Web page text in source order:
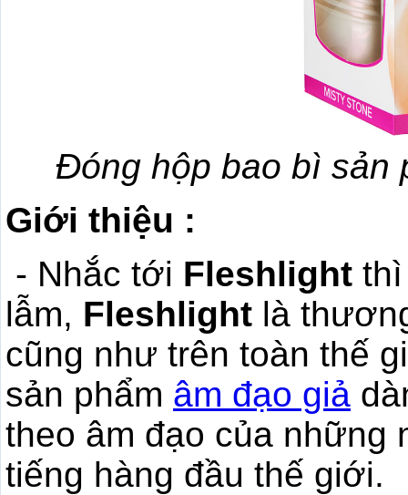
Đóng hộp bao bì sản
Giới thiệu :
- Nhắc tới Fleshlight
lẫm, Fleshlight là
cũng như trên toàn thế
sản phẩm âm đạo giả
theo âm đạo của những
tiếng hàng đầu thế giới.